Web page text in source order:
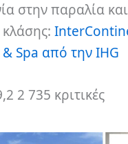
στην παραλία
κλάσης:
Spa από την IHG
2 735 κριτικές